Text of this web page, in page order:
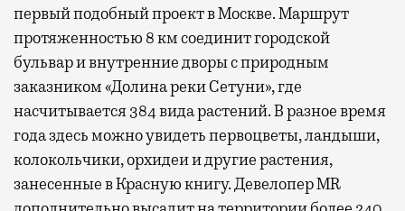
первый подобный проект в Москве. Маршрут
протяженностью 8 км соединит городской
бульвар и внутренние дворы с природным
заказником «Долина реки Сетуни», где
насчитывается 384 вида растений. В разное время
года здесь можно увидеть первоцветы, ландыши,
колокольчики, орхидеи и другие растения,
занесенные в Красную книгу. Девелопер MR